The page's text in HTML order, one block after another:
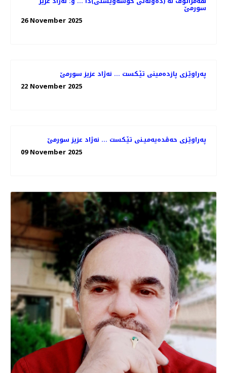
سورمێ
26 November 2025
په‌راوێـزی پازده‌مینی تێـكست ... نه‌ژاد عزیز سورمێ
22 November 2025
په‌راوێـزی حه‌ڤده‌یه‌میـنی تێـكست ... نه‌ژاد عزیز سورمێ
09 November 2025